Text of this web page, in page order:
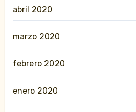
abril 2020
marzo 2020
febrero 2020
enero 2020